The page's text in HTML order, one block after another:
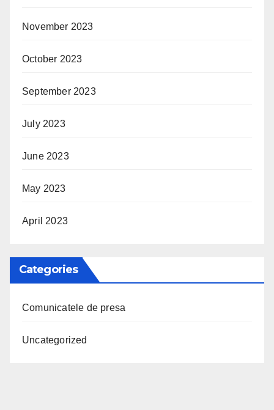
November 2023
October 2023
September 2023
July 2023
June 2023
May 2023
April 2023
Categories
Comunicatele de presa
Uncategorized